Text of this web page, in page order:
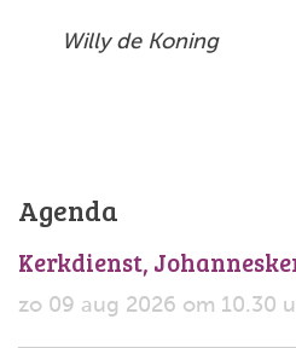
Willy de Koning
Agenda
Kerkdienst,
zo 09 aug 2026 om 10.30